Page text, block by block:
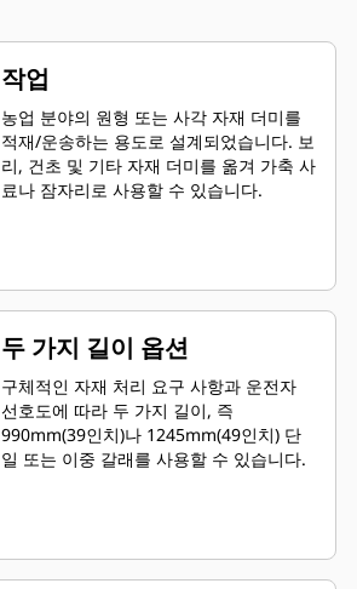
작업
농업 분야의 원형 또는 사각 자재 더미를
적재/운송하는 용도로 설계되었습니다. 보
리, 건초 및 기타 자재 더미를 옮겨 가축 사
료나 잠자리로 사용할 수 있습니다.
두 가지 길이 옵션
구체적인 자재 처리 요구 사항과 운전자
선호도에 따라 두 가지 길이, 즉
990mm(39인치)나 1245mm(49인치) 단
일 또는 이중 갈래를 사용할 수 있습니다.